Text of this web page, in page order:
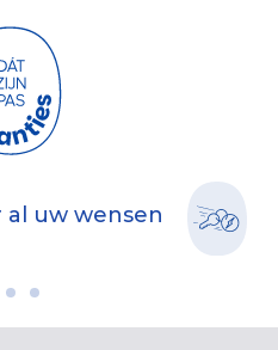
al uw wensen